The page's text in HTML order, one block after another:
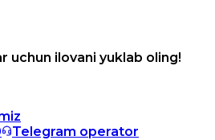
uchun ilovani yuklab oling!
Telegram operator